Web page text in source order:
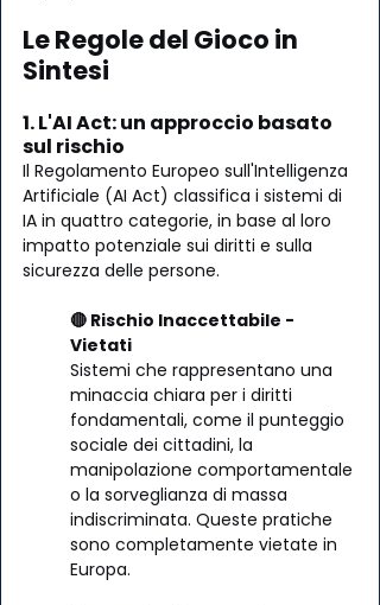
Le Regole del Gioco in
Sintesi
1. L'AI Act: un approccio basato
sul rischio
Il Regolamento Europeo sull'Intelligenza
Artificiale (AI Act) classifica i sistemi di
IA in quattro categorie, in base al loro
impatto potenziale sui diritti e sulla
sicurezza delle persone.
🔴 Rischio Inaccettabile -
Vietati
Sistemi che rappresentano una
minaccia chiara per i diritti
fondamentali, come il punteggio
sociale dei cittadini, la
manipolazione comportamentale
o la sorveglianza di massa
indiscriminata. Queste pratiche
sono completamente vietate in
Europa.